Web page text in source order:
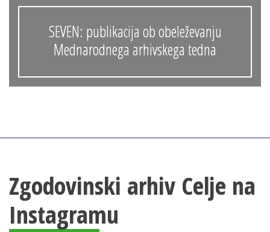
SEVEN: publikacija ob obeleževanju
Mednarodnega arhivskega tedna
Zgodovinski arhiv Celje na
Instagramu